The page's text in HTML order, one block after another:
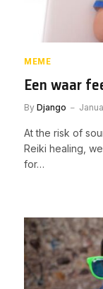
MEME
Een waar
By Django
At the risk of
Reiki healing,
for…